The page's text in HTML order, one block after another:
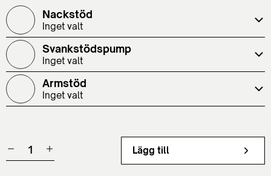
Nackstöd
Inget valt
Svankstödspump
Inget valt
Armstöd
Inget valt
Lägg till